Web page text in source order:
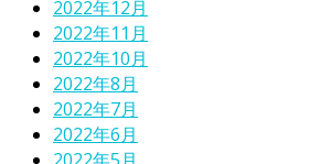
2022年12月
2022年11月
2022年10月
2022年8月
2022年7月
2022年6月